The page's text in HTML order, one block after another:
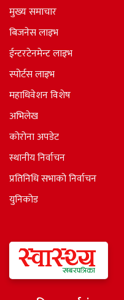
मुख्य समाचार
बिजनेस लाइभ
ईन्टरटेनमेन्ट लाइभ
स्पोर्टस लाइभ
महाधिवेशन विशेष
अभिलेख
कोरोना अपडेट
स्थानीय निर्वाचन
प्रतिनिधि सभाकाे निर्वाचन
युनिकोड